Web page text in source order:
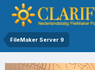
FileMaker Server 9